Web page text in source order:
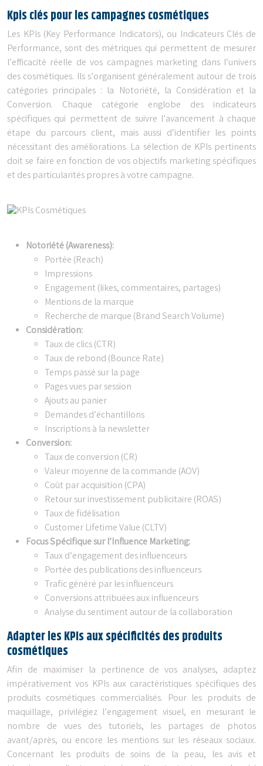
Kpis clés pour les campagnes cosmétiques
Les KPIs (Key Performance Indicators), ou Indicateurs Clés de
Performance, sont des métriques qui permettent de mesurer
l’efficacité réelle de vos campagnes marketing dans l’univers
des cosmétiques. Ils s’organisent généralement autour de trois
catégories principales : la Notoriété, la Considération et la
Conversion. Chaque catégorie englobe des indicateurs
spécifiques qui permettent de suivre l’avancement à chaque
étape du parcours client, mais aussi d’identifier les points
nécessitant des améliorations. La sélection de KPIs pertinents
doit se faire en fonction de vos objectifs marketing spécifiques
et des particularités propres à votre campagne.
Notoriété (Awareness):
Portée (Reach)
Impressions
Engagement (likes, commentaires, partages)
Mentions de la marque
Recherche de marque (Brand Search Volume)
Considération:
Taux de clics (CTR)
Taux de rebond (Bounce Rate)
Temps passé sur la page
Pages vues par session
Ajouts au panier
Demandes d’échantillons
Inscriptions à la newsletter
Conversion:
Taux de conversion (CR)
Valeur moyenne de la commande (AOV)
Coût par acquisition (CPA)
Retour sur investissement publicitaire (ROAS)
Taux de fidélisation
Customer Lifetime Value (CLTV)
Focus Spécifique sur l’Influence Marketing:
Taux d’engagement des influenceurs
Portée des publications des influenceurs
Trafic généré par les influenceurs
Conversions attribuées aux influenceurs
Analyse du sentiment autour de la collaboration
Adapter les KPIs aux spécificités des produits
cosmétiques
Afin de maximiser la pertinence de vos analyses, adaptez
impérativement vos KPIs aux caractéristiques spécifiques des
produits cosmétiques commercialisés. Pour les produits de
maquillage, privilégiez l’engagement visuel, en mesurant le
nombre de vues des tutoriels, les partages de photos
avant/après, ou encore les mentions sur les réseaux sociaux.
Concernant les produits de soins de la peau, les avis et